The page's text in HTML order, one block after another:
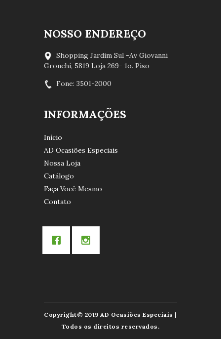
NOSSO ENDEREÇO
Shopping Jardim Sul -Av Giovanni
Gronchi, 5819 Loja 269- 1o. Piso
Fone: 3501-2000
INFORMAÇÕES
Início
AD Ocasiões Especiais
Nossa Loja
Catálogo
Faça Você Mesmo
Contato
Copyright© 2019 AD Ocasiões Especiais |
Todos os direitos reservados.